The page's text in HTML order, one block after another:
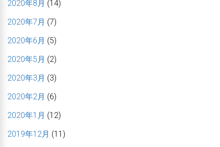
2020年8月 (14)
2020年7月 (7)
2020年6月 (5)
2020年5月 (2)
2020年3月 (3)
2020年2月 (6)
2020年1月 (12)
2019年12月 (11)